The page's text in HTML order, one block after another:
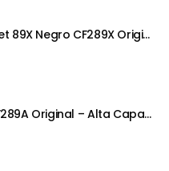
Tóner HP LaserJet 89X Negro CF289X Original | Alto Rendimiento para Impresiones Profesionales
Tóner HP 89A CF289A Original – Alta Capacidad para Impresoras Empresariales